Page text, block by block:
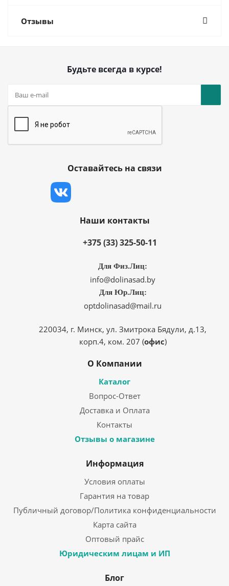
Отзывы
Будьте всегда в курсе!
Оставайтесь на связи
Наши контакты
+375 (33) 325-50-11
Для Физ.Лиц:
info@dolinasad.by
Для Юр.Лиц:
optdolinasad@mail.ru
220034, г. Минск, ул. Змитрока Бядули, д.13,
корп.4, ком. 207 (офис)
О Компании
Каталог
Вопрос-Ответ
Доставка и Оплата
Контакты
Отзывы о магазине
Информация
Условия оплаты
Гарантия на товар
Публичный договор/Политика конфиденциальности
Карта сайта
Оптовый прайс
Юридическим лицам и ИП
Блог